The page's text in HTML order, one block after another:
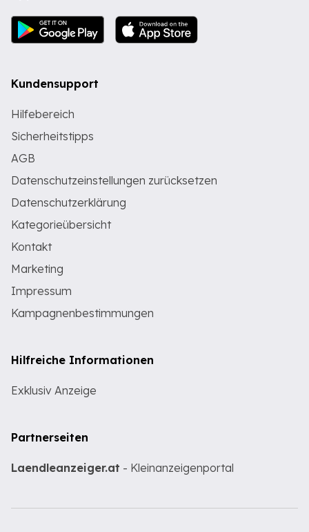
Kundensupport
Hilfebereich
Sicherheitstipps
AGB
Datenschutzeinstellungen zurücksetzen
Datenschutzerklärung
Kategorieübersicht
Kontakt
Marketing
Impressum
Kampagnenbestimmungen
Hilfreiche Informationen
Exklusiv Anzeige
Partnerseiten
Laendleanzeiger.at - Kleinanzeigenportal